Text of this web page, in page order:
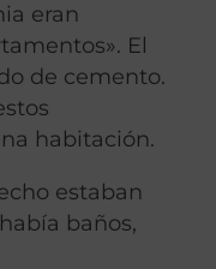
eran
El
de cemento.
habitación.
estaban
baños,